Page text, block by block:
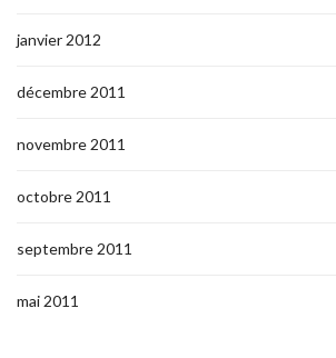
janvier 2012
décembre 2011
novembre 2011
octobre 2011
septembre 2011
mai 2011